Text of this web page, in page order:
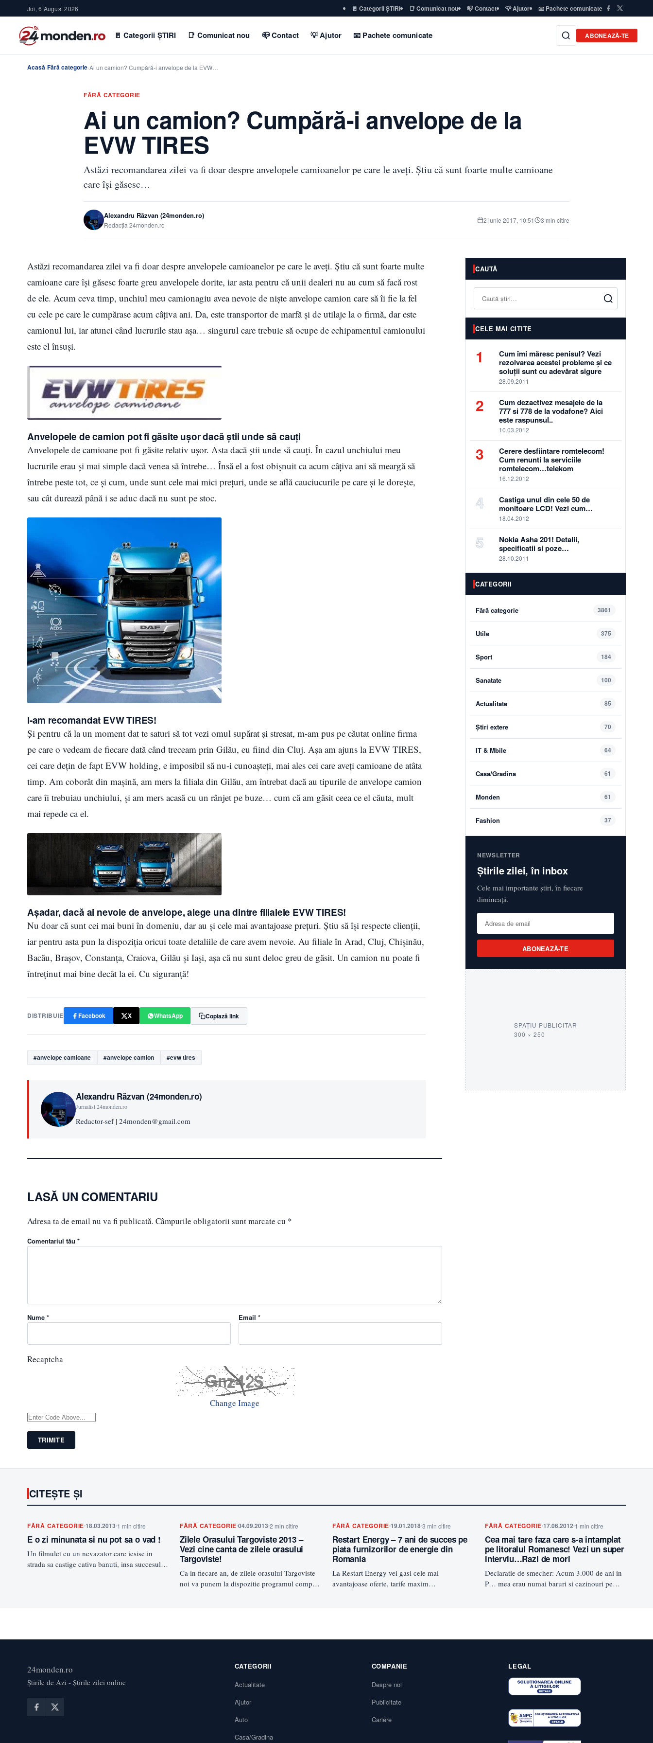
Joi, 6 August 2026 🚪 Categorii ȘTIRI 📑 Comunicat nou 📪 Contact 💡 Ajutor 📧 Pachete comunicate
🚪 Categorii ȘTIRI 📑 Comunicat nou 📪 Contact 💡 Ajutor 📧 Pachete comunicate ABONEAZĂ-TE
Acasă›Fără categorie›Ai un camion? Cumpără-i anvelope de la EVW…
FĂRĂ CATEGORIE
Ai un camion? Cumpără-i anvelope de la
EVW TIRES
Astăzi recomandarea zilei va fi doar despre anvelopele camioanelor pe care le aveți. Știu că sunt foarte multe camioane
care își găsesc…
Alexandru Răzvan (24monden.ro)
Redacția 24monden.ro
2 iunie 2017, 10:51 3 min citire
Astăzi recomandarea zilei va fi doar despre anvelopele camioanelor pe care le aveți. Știu că sunt foarte multe
camioane care își găsesc foarte greu anvelopele dorite, iar asta pentru că unii dealeri nu au cum să facă rost
de ele. Acum ceva timp, unchiul meu camionagiu avea nevoie de niște anvelope camion care să îi fie la fel
cu cele pe care le cumpărase acum câțiva ani. Da, este transportor de marfă și de utilaje la o firmă, dar este
camionul lui, iar atunci când lucrurile stau așa… singurul care trebuie să ocupe de echipamentul camionului
este el însuși.
Anvelopele de camion pot fi găsite ușor dacă știi unde să cauți
Anvelopele de camioane pot fi găsite relativ ușor. Asta dacă știi unde să cauți. În cazul unchiului meu
lucrurile erau și mai simple dacă venea să întrebe… Însă el a fost obișnuit ca acum câțiva ani să meargă să
întrebe peste tot, ce și cum, unde sunt cele mai mici prețuri, unde se află cauciucurile pe care și le dorește,
sau cât durează până i se aduc dacă nu sunt pe stoc.
I-am recomandat EVW TIRES!
Și pentru că la un moment dat te saturi să tot vezi omul supărat și stresat, m-am pus pe căutat online firma
pe care o vedeam de fiecare dată când treceam prin Gilău, eu fiind din Cluj. Așa am ajuns la EVW TIRES,
cei care dețin de fapt EVW holding, e imposibil să nu-i cunoașteți, mai ales cei care aveți camioane de atâta
timp. Am coborât din mașină, am mers la filiala din Gilău, am întrebat dacă au tipurile de anvelope camion
care îi trebuiau unchiului, și am mers acasă cu un rânjet pe buze… cum că am găsit ceea ce el căuta, mult
mai repede ca el.
Așadar, dacă ai nevoie de anvelope, alege una dintre filialele EVW TIRES!
Nu doar că sunt cei mai buni în domeniu, dar au și cele mai avantajoase prețuri. Știu să își respecte clienții,
iar pentru asta pun la dispoziția oricui toate detaliile de care avem nevoie. Au filiale în Arad, Cluj, Chișinău,
Bacău, Brașov, Constanța, Craiova, Gilău și Iași, așa că nu sunt deloc greu de găsit. Un camion nu poate fi
întreținut mai bine decât la ei. Cu siguranță!
DISTRIBUIE Facebook X WhatsApp Copiază link
#anvelope camioane #anvelope camion #evw tires
Alexandru Răzvan (24monden.ro)
Jurnalist 24monden.ro
Redactor-sef | 24monden@gmail.com
LASĂ UN COMENTARIU
Adresa ta de email nu va fi publicată. Câmpurile obligatorii sunt marcate cu *
Comentariul tău *
Nume * Email *
Recaptcha
Change Image
TRIMITE
CAUTĂ
Caută
CELE MAI CITITE
1
Cum îmi măresc penisul? Vezi
rezolvarea acestei probleme și ce
soluții sunt cu adevărat sigure
28.09.2011
2
Cum dezactivez mesajele de la
777 si 778 de la vodafone? Aici
este raspunsul..
10.03.2012
3
Cerere desfiintare romtelecom!
Cum renunti la serviciile
romtelecom…telekom
16.12.2012
4
Castiga unul din cele 50 de
monitoare LCD! Vezi cum…
18.04.2012
5
Nokia Asha 201! Detalii,
specificatii si poze…
28.10.2011
CATEGORII
Fără categorie 3861
Utile 375
Sport 184
Sanatate 100
Actualitate 85
Știri extere 70
IT & Mbile 64
Casa/Gradina 61
Monden 61
Fashion 37
NEWSLETTER
Știrile zilei, în inbox
Cele mai importante știri, în fiecare
dimineață.
ABONEAZĂ-TE
SPAȚIU PUBLICITAR
300 × 250
CITEȘTE ȘI
FĂRĂ CATEGORIE18.03.2013 1 min citire
E o zi minunata si nu pot sa o vad !
Un filmulet cu un nevazator care iesise in
strada sa castige cativa banuti, insa succesul
FĂRĂ CATEGORIE04.09.20132 min citire
Zilele Orasului Targoviste 2013 –
Vezi cine canta de zilele orasului
Targoviste!
Ca in fiecare an, de zilele orasului Targoviste
noi va punem la dispozitie programul complet
FĂRĂ CATEGORIE19.01.20183 min citire
Restart Energy – 7 ani de succes pe
piata furnizorilor de energie din
Romania
La Restart Energy vei gasi cele mai
avantajoase oferte, tarife maxim
FĂRĂ CATEGORIE17.06.2012 1 min citire
Cea mai tare faza care s-a intamplat
pe litoralul Romanesc! Vezi un super
interviu…Razi de mori
Declaratie de smecher: Acum 3.000 de ani in
P… mea erau numai baruri si cazinouri pe
24monden.ro
Știrile de Azi - Știrile zilei online
CATEGORII
Actualitate
Ajutor
Auto
Casa/Gradina
COMPANIE
Despre noi
Publicitate
Cariere
LEGAL